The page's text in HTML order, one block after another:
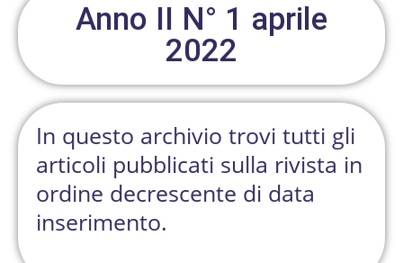
Anno II N° 1 aprile
2022
In questo archivio trovi tutti gli
articoli pubblicati sulla rivista in
ordine decrescente di data
inserimento.